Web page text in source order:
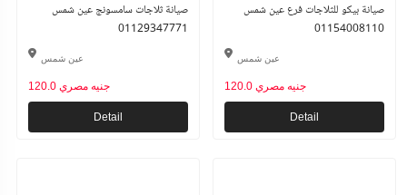
صيانة ثلاجات سامسونج عين شمس
01129347771
عين شمس
120.0 جنيه مصري
Detail
صيانة بيكو للثلاجات فرع عين شمس
01154008110
عين شمس
120.0 جنيه مصري
Detail